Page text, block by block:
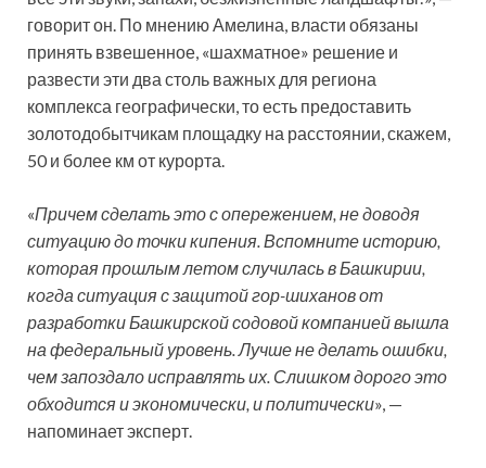
говорит он. По мнению Амелина, власти обязаны
принять взвешенное, «шахматное» решение и
развести эти два столь важных для региона
комплекса географически, то есть предоставить
золотодобытчикам площадку на расстоянии, скажем,
50 и более км от курорта.
«Причем сделать это с опережением, не доводя
ситуацию до точки кипения. Вспомните историю,
которая прошлым летом случилась в Башкирии,
когда ситуация с защитой гор-шиханов от
разработки Башкирской содовой компанией вышла
на федеральный уровень. Лучше не делать ошибки,
чем запоздало исправлять их. Слишком дорого это
обходится и экономически, и политически», —
напоминает эксперт.